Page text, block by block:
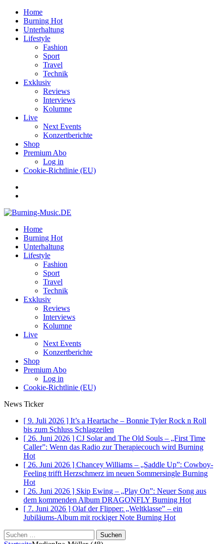
Home
Burning Hot
Unterhaltung
Lifestyle
Fashion
Sport
Travel
Technik
Exklusiv
Reviews
Interviews
Kolumne
Live
Next Events
Konzertberichte
Shop
Premium Abo
Log in
Cookie-Richtlinie (EU)
Home
Burning Hot
Unterhaltung
Lifestyle
Fashion
Sport
Travel
Technik
Exklusiv
Reviews
Interviews
Kolumne
Live
Next Events
Konzertberichte
Shop
Premium Abo
Log in
Cookie-Richtlinie (EU)
News Ticker
[ 9. Juli 2026 ] It’s a Heartache – Bonnie Tyler Rock n Roll
bis zum Schluss Schlagzeilen
[ 26. Juni 2026 ] CJ Solar and The Old Souls – „First Time
Caller”: Wenn das Radio zur Therapiecouch wird Burning
Hot
[ 26. Juni 2026 ] Chancey Williams – „Saddle Up”: Cowboy-
Feeling trifft Herzschmerz im neuen Sommersingle Burning
Hot
[ 26. Juni 2026 ] Skip Ewing – „Play On”: Neuer Song aus
dem kommenden Album DRAGONFLY Burning Hot
[ 7. Juni 2026 ] Olaf der Flipper: „Weltklasse” – ein
Jubiläums-Album mit rockiger Note Burning Hot
Suchen
nach: